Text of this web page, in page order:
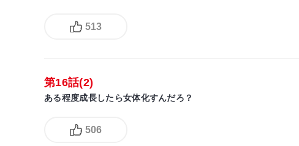
513
第16話(2)
ある程度成長したら女体化すんだろ？
506